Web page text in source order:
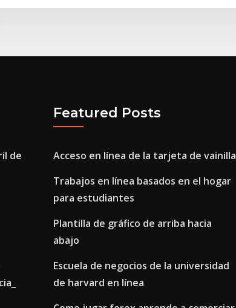
de
Featured Posts
Acceso en línea de la tarjeta de vainilla
Trabajos en línea basados ​​en el hogar
para estudiantes
Plantilla de gráfico de arriba hacia
abajo
Escuela de negocios de la universidad
de harvard en línea